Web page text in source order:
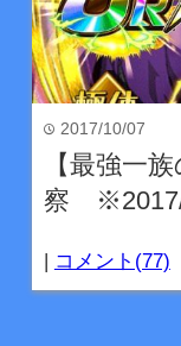
time 2017/10/07
【最強一
察 ※2017/
| コメント(77)